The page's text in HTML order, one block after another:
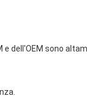
e dell'OEM sono